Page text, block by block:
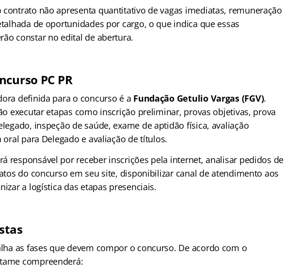
não apresenta quantitativo de vagas imediatas, remuneração
de oportunidades por cargo, o que indica que essas
constar no edital de abertura.
PC PR
definida para o concurso é a Fundação Getulio Vargas (FGV).
executar etapas como inscrição preliminar, provas objetivas, prova
inspeção de saúde, exame de aptidão física, avaliação
para Delegado e avaliação de títulos.
responsável por receber inscrições pela internet, analisar pedidos de
do concurso em seu site, disponibilizar canal de atendimento aos
a logística das etapas presenciais.
as fases que devem compor o concurso. De acordo com o
compreenderá: